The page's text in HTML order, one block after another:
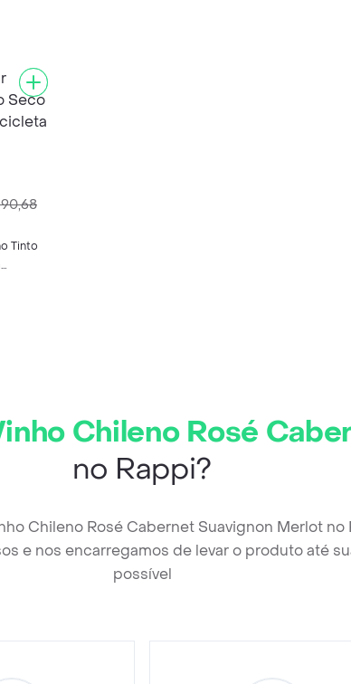
Tinto
Chileno Rosé
no Rappi?
Chileno Rosé Cabernet Suavignon Merlot no
e nos encarregamos de levar o produto até
possível